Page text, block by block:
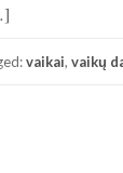
vaikai, vaikų